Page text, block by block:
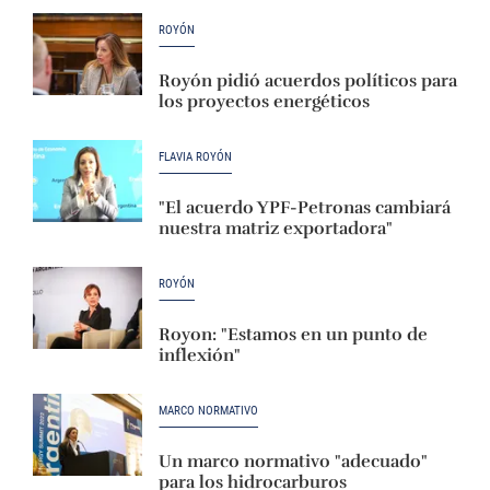
ROYÓN
Royón pidió acuerdos políticos para
los proyectos energéticos
FLAVIA ROYÓN
"El acuerdo YPF-Petronas cambiará
nuestra matriz exportadora"
ROYÓN
Royon: "Estamos en un punto de
inflexión"
MARCO NORMATIVO
Un marco normativo "adecuado"
para los hidrocarburos